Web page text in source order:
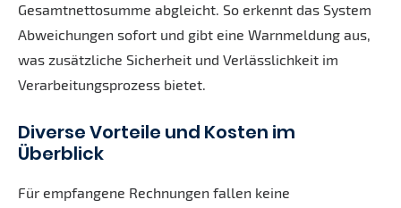
Gesamtnettosumme abgleicht. So erkennt das System
Abweichungen sofort und gibt eine Warnmeldung aus,
was zusätzliche Sicherheit und Verlässlichkeit im
Verarbeitungsprozess bietet.
Diverse Vorteile und Kosten im
Überblick
Für empfangene Rechnungen fallen keine